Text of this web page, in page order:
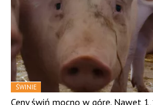
ŚWINIE
Ceny świń mocno w górę. Nawet